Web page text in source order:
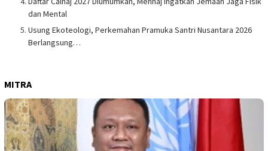
dan Mental
Usung Ekoteologi, Perkemahan Pramuka Santri Nusantara 2026
Berlangsung…
MITRA